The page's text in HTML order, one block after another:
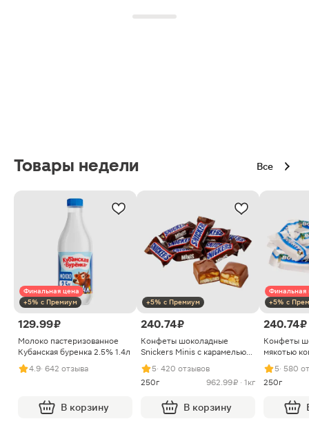
Товары недели Все
Финальная цена
+5% с Премиум
129.99 ₽
Молоко пастеризованное
Кубанская буренка 2.5% 1.4л
4.9· 642 отзыва
В корзину
+5% с Премиум
240.74 ₽
Конфеты шоколадные
Snickers Minis с карамелью
арахисом и нугой
5· 420 отзывов
250г
962.99 ₽ · 1кг
В корзину
Финальная
+5% с
240.74 ₽
Конфеты
мякотью
5· 580
250г